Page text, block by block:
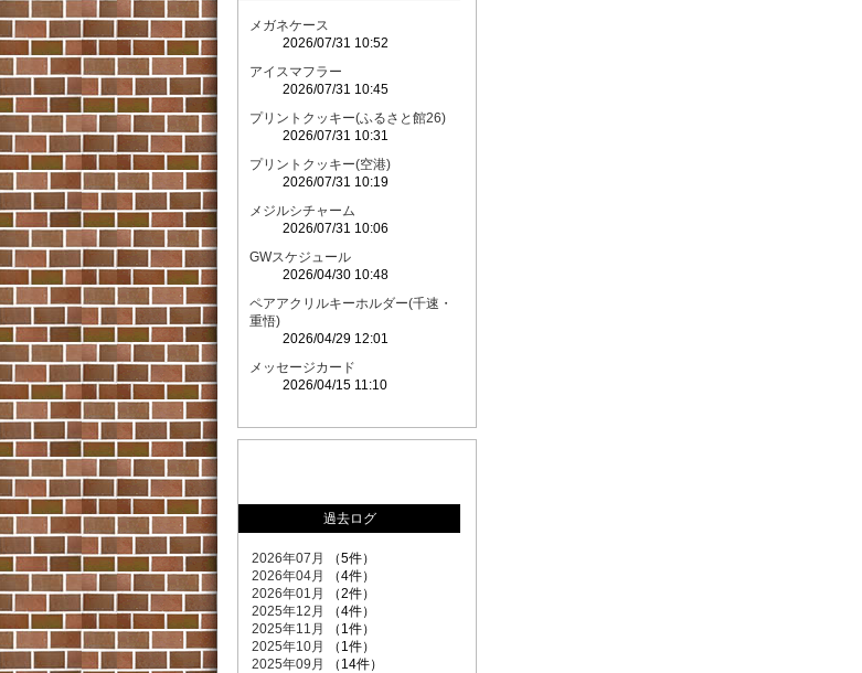
メガネケース
2026/07/31 10:52
アイスマフラー
2026/07/31 10:45
プリントクッキー(ふるさと館26)
2026/07/31 10:31
プリントクッキー(空港)
2026/07/31 10:19
メジルシチャーム
2026/07/31 10:06
GWスケジュール
2026/04/30 10:48
ペアアクリルキーホルダー(千速・
重悟)
2026/04/29 12:01
メッセージカード
2026/04/15 11:10
過去ログ
2026年07月
（5件）
2026年04月
（4件）
2026年01月
（2件）
2025年12月
（4件）
2025年11月
（1件）
2025年10月
（1件）
2025年09月
（14件）